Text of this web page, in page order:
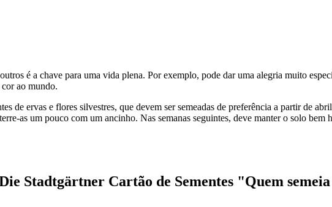
é a chave para uma vida plena. Por exemplo, pode dar uma alegria muito
ao mundo.
de ervas e flores silvestres, que devem ser semeadas de preferência a partir de
as um pouco com um ancinho. Nas semanas seguintes, deve manter o solo
Stadtgärtner Cartão de Sementes "Quem